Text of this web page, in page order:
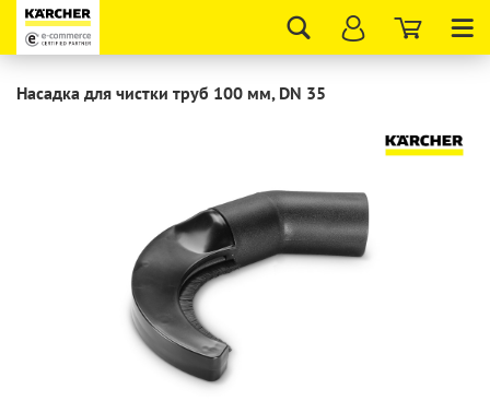
Насадка для чистки труб 100 мм, DN 35